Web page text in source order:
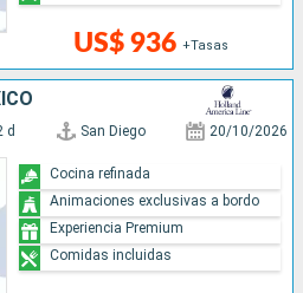
US$ 936 +Tasas
d San Diego 20/10/2026
Cocina refinada
Animaciones exclusivas a bordo
Experiencia Premium
Comidas incluidas